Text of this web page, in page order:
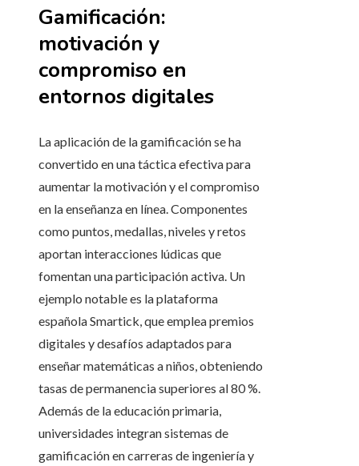
Gamificación:
motivación y
compromiso en
entornos digitales
La aplicación de la gamificación se ha
convertido en una táctica efectiva para
aumentar la motivación y el compromiso
en la enseñanza en línea. Componentes
como puntos, medallas, niveles y retos
aportan interacciones lúdicas que
fomentan una participación activa. Un
ejemplo notable es la plataforma
española Smartick, que emplea premios
digitales y desafíos adaptados para
enseñar matemáticas a niños, obteniendo
tasas de permanencia superiores al 80 %.
Además de la educación primaria,
universidades integran sistemas de
gamificación en carreras de ingeniería y